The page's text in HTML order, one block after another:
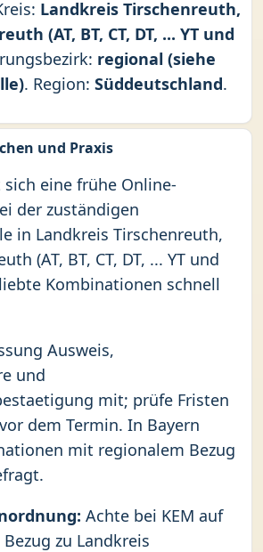
Landkreis Tirschenreuth,
(AT, BT, CT, DT, ... YT und
regional (siehe
. Region: Süddeutschland.
und Praxis
sich eine frühe Online-
der zuständigen
in Landkreis Tirschenreuth,
(AT, BT, CT, DT, ... YT und
Kombinationen schnell
Ausweis,
und
mit; prüfe Fristen
dem Termin. In Bayern
mit regionalem Bezug
Achte bei KEM auf
zu Landkreis